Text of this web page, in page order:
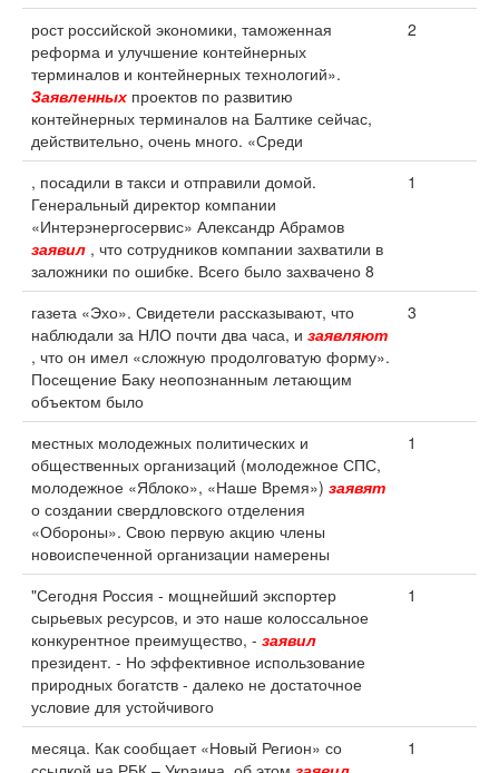
рост российской экономики, таможенная
реформа и улучшение контейнерных
терминалов и контейнерных технологий».
Заявленных проектов по развитию
контейнерных терминалов на Балтике сейчас,
действительно, очень много. «Среди
2
, посадили в такси и отправили домой.
Генеральный директор компании
«Интерэнергосервис» Александр Абрамов
заявил , что сотрудников компании захватили в
заложники по ошибке. Всего было захвачено 8
1
газета «Эхо». Свидетели рассказывают, что
наблюдали за НЛО почти два часа, и заявляют
, что он имел «сложную продолговатую форму».
Посещение Баку неопознанным летающим
объектом было
3
местных молодежных политических и
общественных организаций (молодежное СПС,
молодежное «Яблоко», «Наше Время») заявят
о создании свердловского отделения
«Обороны». Свою первую акцию члены
новоиспеченной организации намерены
1
"Сегодня Россия - мощнейший экспортер
сырьевых ресурсов, и это наше колоссальное
конкурентное преимущество, - заявил
президент. - Но эффективное использование
природных богатств - далеко не достаточное
условие для устойчивого
1
месяца. Как сообщает «Новый Регион» со
1